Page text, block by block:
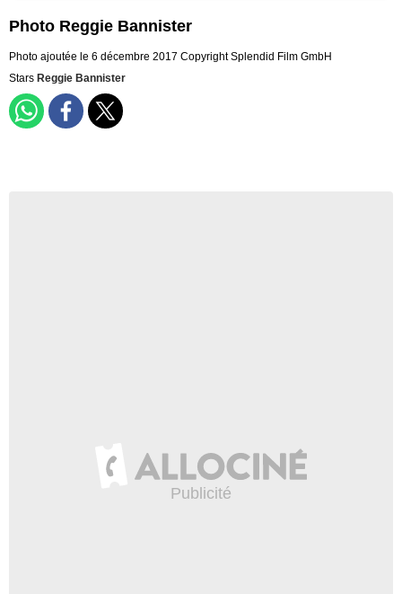
Photo Reggie Bannister
Photo ajoutée le 6 décembre 2017 Copyright Splendid Film GmbH
Stars Reggie Bannister